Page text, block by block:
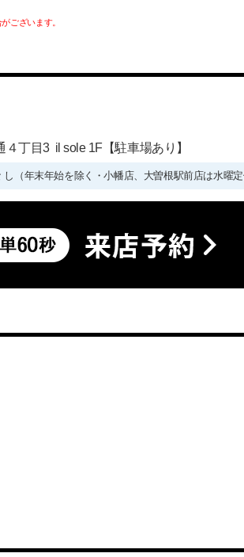
ございます。
丁目3 il sole 1F【駐車場あり】
（年末年始を除く・小幡店、大曽根駅前店は水曜定